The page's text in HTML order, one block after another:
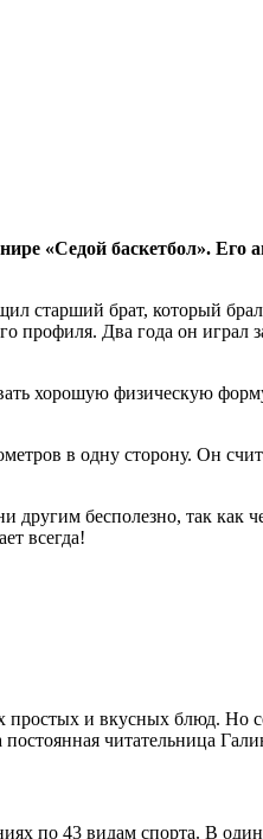
«Седой баскетбол».
старший брат, который
Два года он
хорошую физическую
в одну сторону. Он
другим бесполезно, так
всегда!
и вкусных блюд. Но
читательница
по 43 видам спорта. В